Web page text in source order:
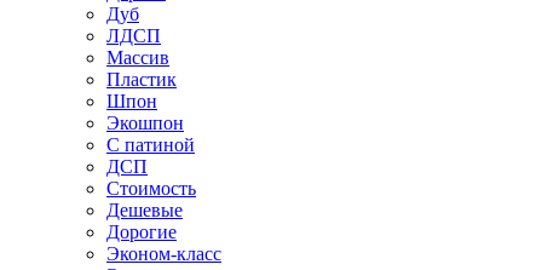
Дуб
ЛДСП
Массив
Пластик
Шпон
Экошпон
С патиной
ДСП
Стоимость
Дешевые
Дорогие
Эконом-класс